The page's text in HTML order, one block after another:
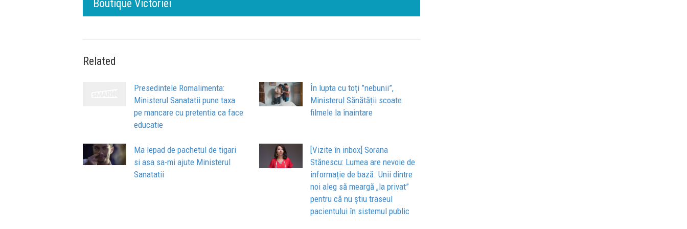
de oameni, siguranță și calitate
Related
Presedintele Romalimenta:
Ministerul Sanatatii pune taxa
pe mancare cu pretentia ca face
educatie
În lupta cu toți ”nebunii”,
Ministerul Sănătății scoate
filmele la înaintare
Ma lepad de pachetul de tigari
si asa sa-mi ajute Ministerul
Sanatatii
[Vizite în inbox] Sorana
Stănescu: Lumea are nevoie de
informație de bază. Unii dintre
noi aleg să meargă „la privat”
pentru că nu știu traseul
pacientului în sistemul public